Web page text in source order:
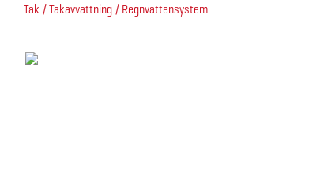
Tak Takavvattning Regnvattensystem